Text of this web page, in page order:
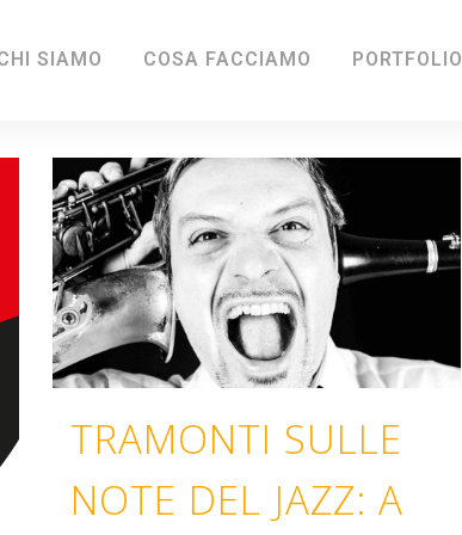
SIAMO COSA FACCIAMO PORTFOLIO
TRAMONTI SULLE
NOTE DEL JAZZ: A